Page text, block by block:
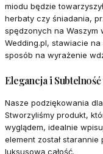
miodu będzie
herbaty czy śniadania,
spędzonych na Waszym
Wedding.pl, stawiacie
sposób na wyrażenie
Elegancja i
Nasze podziękowania
Stworzyliśmy produkt,
wyglądem, idealnie
element został
luksusową całość.